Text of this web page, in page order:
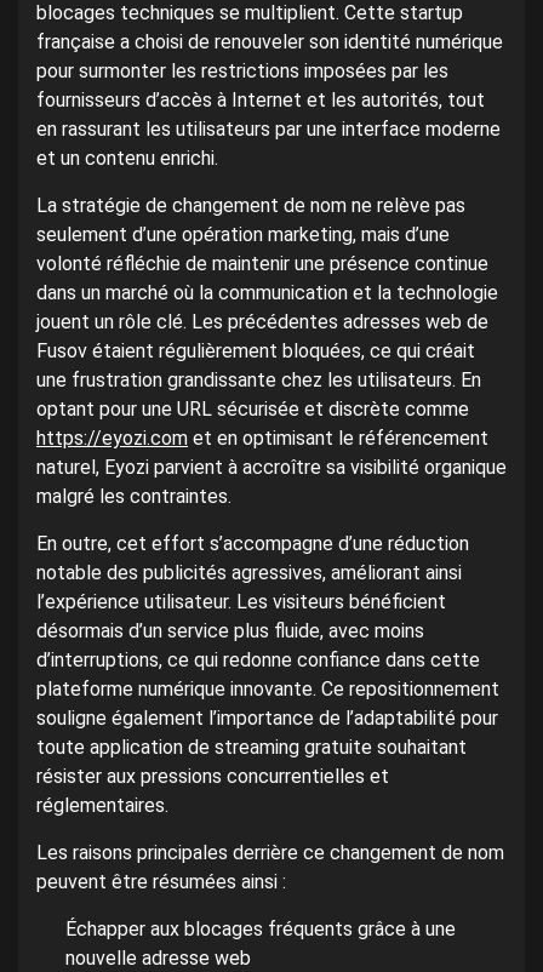
blocages techniques se multiplient. Cette startup
française a choisi de renouveler son identité numérique
pour surmonter les restrictions imposées par les
fournisseurs d’accès à Internet et les autorités, tout
en rassurant les utilisateurs par une interface moderne
et un contenu enrichi.
La stratégie de changement de nom ne relève pas
seulement d’une opération marketing, mais d’une
volonté réfléchie de maintenir une présence continue
dans un marché où la communication et la technologie
jouent un rôle clé. Les précédentes adresses web de
Fusov étaient régulièrement bloquées, ce qui créait
une frustration grandissante chez les utilisateurs. En
optant pour une URL sécurisée et discrète comme
https://eyozi.com et en optimisant le référencement
naturel, Eyozi parvient à accroître sa visibilité organique
malgré les contraintes.
En outre, cet effort s’accompagne d’une réduction
notable des publicités agressives, améliorant ainsi
l’expérience utilisateur. Les visiteurs bénéficient
désormais d’un service plus fluide, avec moins
d’interruptions, ce qui redonne confiance dans cette
plateforme numérique innovante. Ce repositionnement
souligne également l’importance de l’adaptabilité pour
toute application de streaming gratuite souhaitant
résister aux pressions concurrentielles et
réglementaires.
Les raisons principales derrière ce changement de nom
peuvent être résumées ainsi :
Échapper aux blocages fréquents grâce à une
nouvelle adresse web